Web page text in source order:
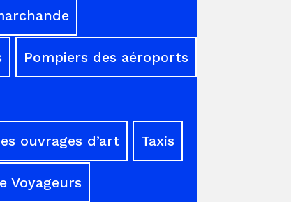
Pompiers des aéroports
ouvrages d’art Taxis
Voyageurs